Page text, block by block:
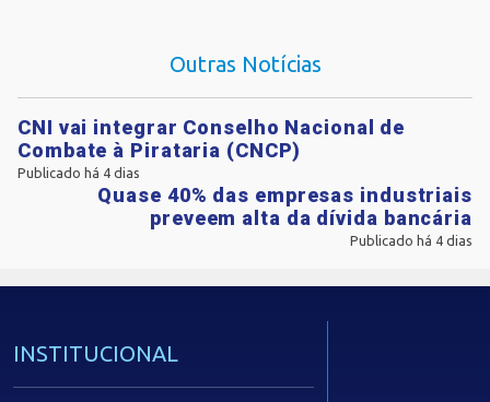
Outras Notícias
CNI vai integrar Conselho Nacional de
Combate à Pirataria (CNCP)
Publicado há 4 dias
Quase 40% das empresas industriais
preveem alta da dívida bancária
Publicado há 4 dias
INSTITUCIONAL